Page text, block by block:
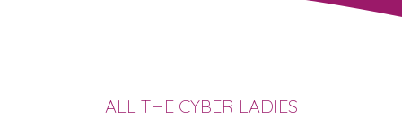
ALL THE CYBER LADIES